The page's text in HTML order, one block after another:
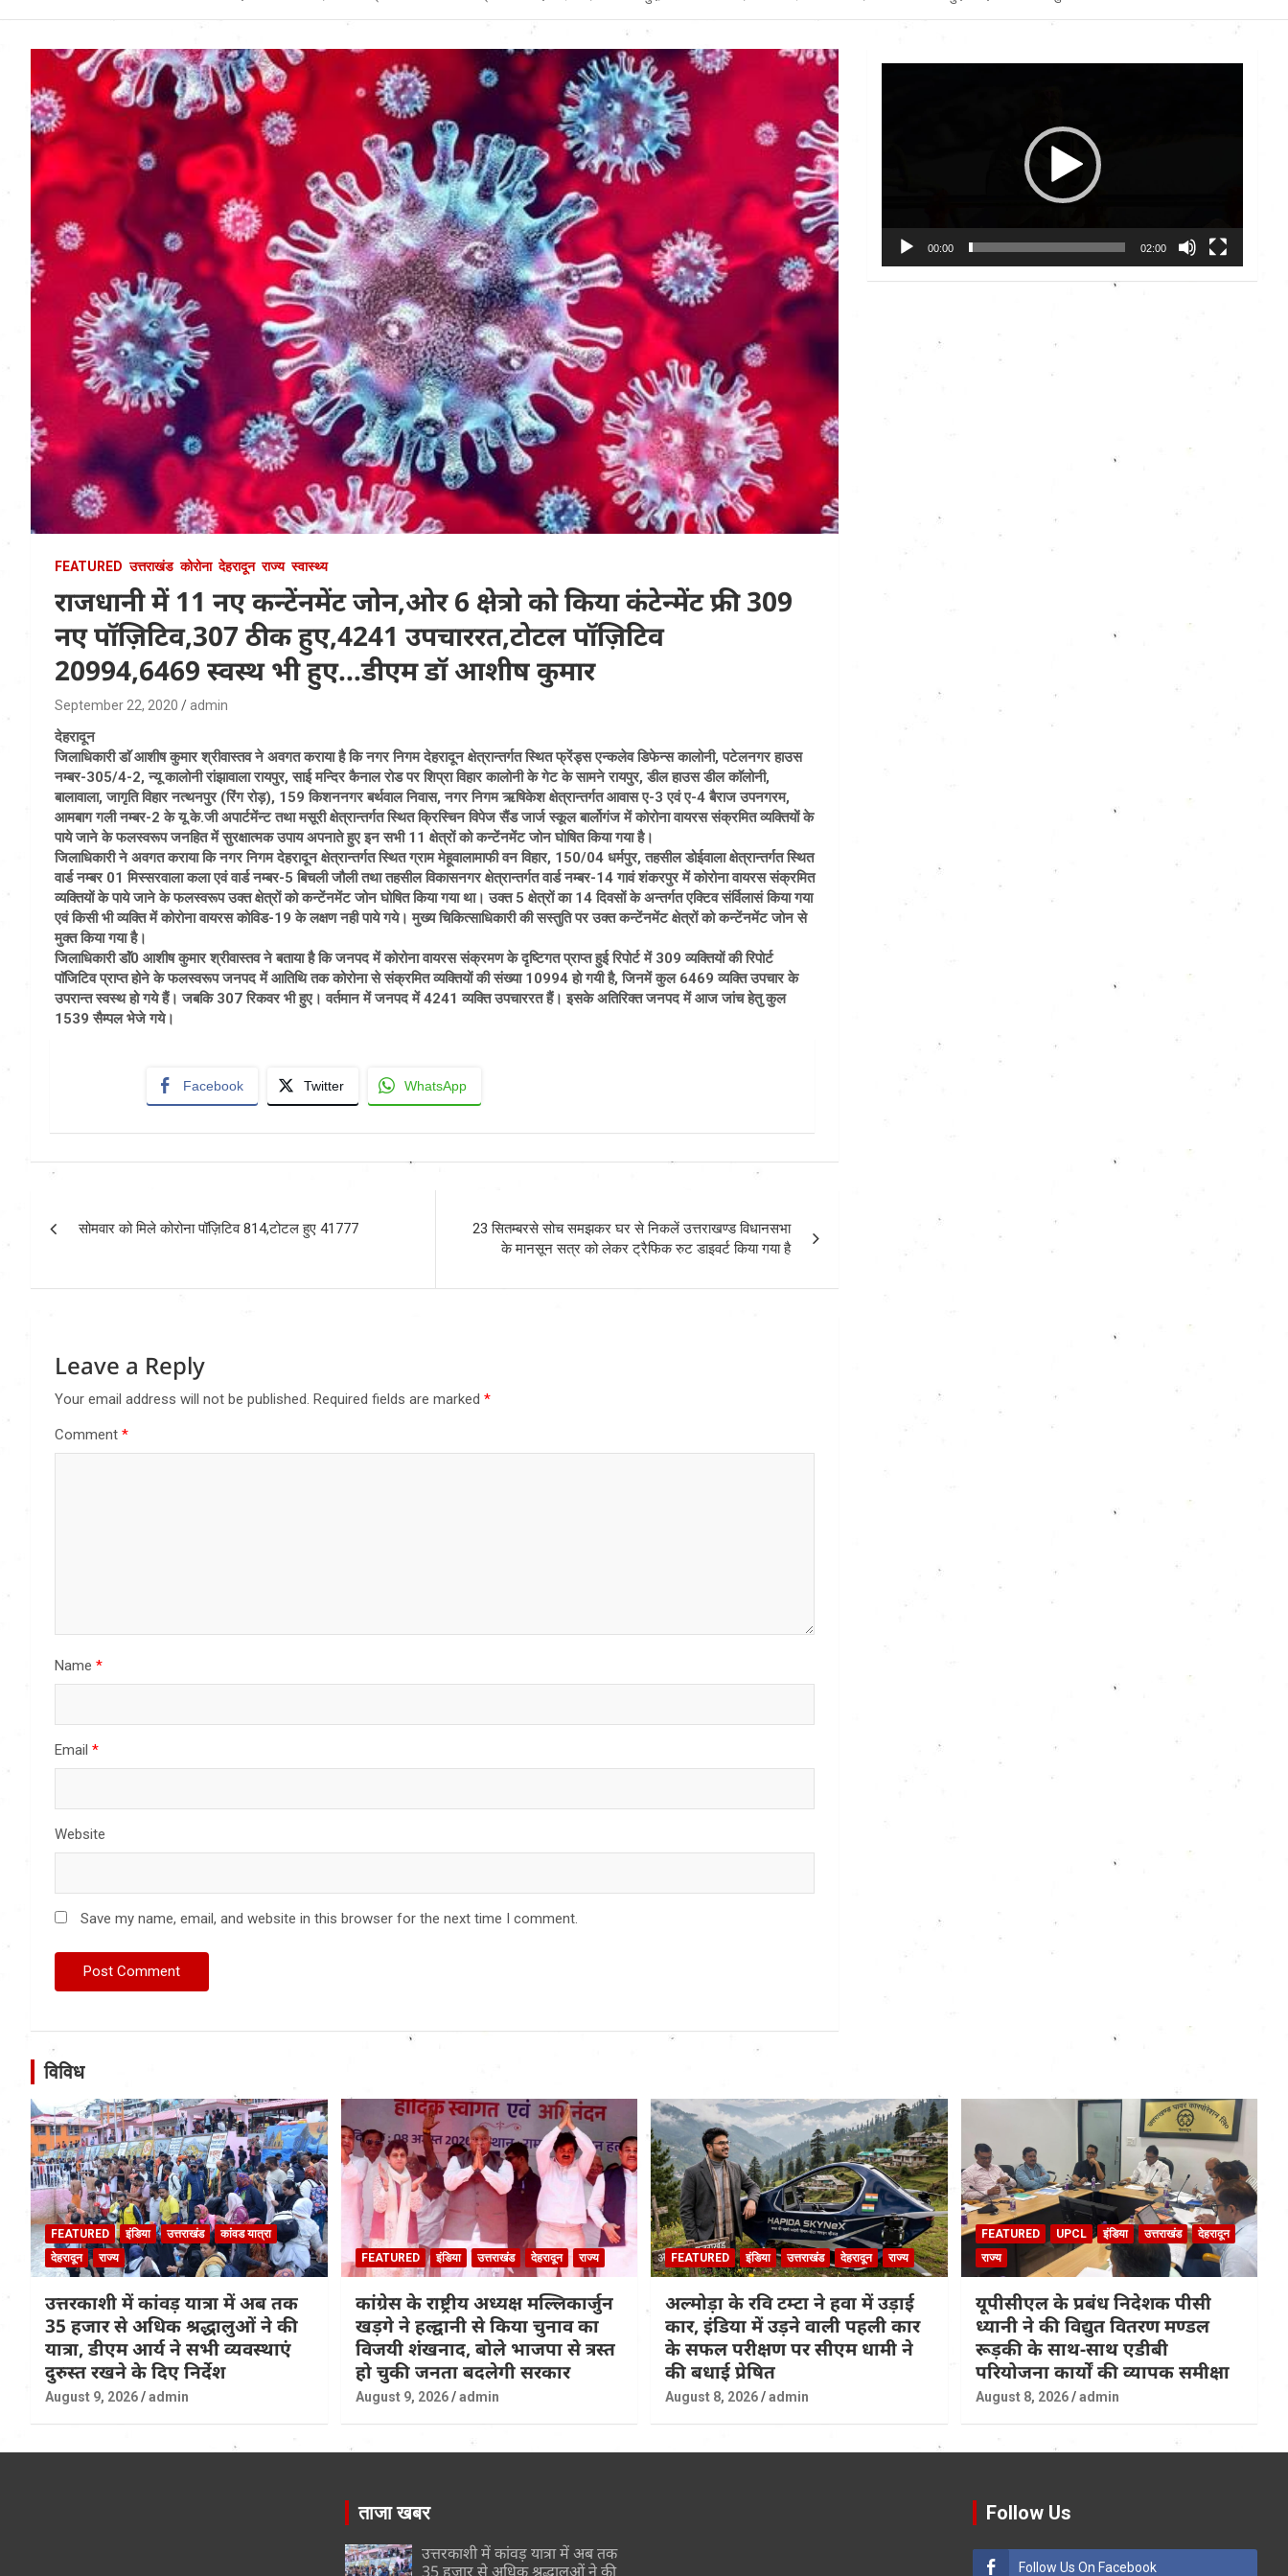
Uttarakhand News in
Hindi
FEATURED उत्तराखंड कोरोना देहरादून राज्य स्वास्थ्य
राजधानी में 11 नए कन्टेंनमेंट जोन,ओर 6 क्षेत्रो को किया कंटेन्मेंट फ्री 309
नए पॉज़िटिव,307 ठीक हुए,4241 उपचाररत,टोटल पॉज़िटिव
20994,6469 स्वस्थ भी हुए…डीएम डॉ आशीष कुमार
September 22, 2020 admin
देहरादून
जिलाधिकारी डाॅ आशीष कुमार श्रीवास्तव ने अवगत कराया है कि नगर निगम देहरादून क्षेत्रान्तर्गत स्थित फ्रेंड्स एन्कलेव डिफेन्स कालोनी, पटेलनगर हाउस
नम्बर-305/4-2, न्यू कालोनी रांझावाला रायपुर, साई मन्दिर कैनाल रोड पर शिप्रा विहार कालोनी के गेट के सामने रायपुर, डील हाउस डील काॅलोनी,
बालावाला, जागृति विहार नत्थनपुर (रिंग रोड़), 159 किशननगर बर्थवाल निवास, नगर निगम ऋषिकेश क्षेत्रान्तर्गत आवास ए-3 एवं ए-4 बैराज उपनगरम,
आमबाग गली नम्बर-2 के यू.के.जी अपार्टमेंन्ट तथा मसूरी क्षेत्रान्तर्गत स्थित क्रिस्चिन विपेज सैंड जार्ज स्कूल बार्लोगंज में कोरोना वायरस संक्रमित व्यक्तियों के
पाये जाने के फलस्वरूप जनहित में सुरक्षात्मक उपाय अपनाते हुए इन सभी 11 क्षेत्रों को कन्टेंनमेंट जोन घोषित किया गया है।
जिलाधिकारी ने अवगत कराया कि नगर निगम देहरादून क्षेत्रान्तर्गत स्थित ग्राम मेहूवालामाफी वन विहार, 150/04 धर्मपुर, तहसील डोईवाला क्षेत्रान्तर्गत स्थित
वार्ड नम्बर 01 मिस्सरवाला कला एवं वार्ड नम्बर-5 बिचली जौली तथा तहसील विकासनगर क्षेत्रान्तर्गत वार्ड नम्बर-14 गावं शंकरपुर में कोरोना वायरस संक्रमित
व्यक्तियों के पाये जाने के फलस्वरूप उक्त क्षेत्रों को कन्टेंनमेंट जोन घोषित किया गया था। उक्त 5 क्षेत्रों का 14 दिवसों के अन्तर्गत एक्टिव संर्विलासं किया गया
एवं किसी भी व्यक्ति में कोरोना वायरस कोविड-19 के लक्षण नही पाये गये। मुख्य चिकित्साधिकारी की सस्तुति पर उक्त कन्टेंनमेंट क्षेत्रों को कन्टेंनमेंट जोन से
मुक्त किया गया है।
जिलाधिकारी डाॅं0 आशीष कुमार श्रीवास्तव ने बताया है कि जनपद में कोरोना वायरस संक्रमण के दृष्टिगत प्राप्त हुई रिपोर्ट में 309 व्यक्तियों की रिपोर्ट
पाॅजिटिव प्राप्त होने के फलस्वरूप जनपद में आतिथि तक कोरोना से संक्रमित व्यक्तियों की संख्या 10994 हो गयी है, जिनमें कुल 6469 व्यक्ति उपचार के
उपरान्त स्वस्थ हो गये हैं। जबकि 307 रिकवर भी हुए। वर्तमान में जनपद में 4241 व्यक्ति उपचाररत हैं। इसके अतिरिक्त जनपद में आज जांच हेतु कुल
1539 सैम्पल भेजे गये।
Facebook Twitter WhatsApp
Post
navigation
सोमवार को मिले कोरोना पॉज़िटिव 814,टोटल हुए 41777
23 सितम्बरसे सोच समझकर घर से निकलें उत्तराखण्ड विधानसभा
के मानसून सत्र को लेकर ट्रैफिक रुट डाइवर्ट किया गया है
Leave a Reply
Your email address will not be published. Required fields are marked *
Comment *
Name *
Email *
Website
Save my name, email, and website in this browser for the next time I comment.
00:00 02:00
विविध
FEATURED इंडिया उत्तराखंड
कांवड यात्रा
देहरादून
राज्य
उत्तरकाशी में कांवड़ यात्रा में अब तक
35 हजार से अधिक श्रद्धालुओं ने की
यात्रा, डीएम आर्य ने सभी व्यवस्थाएं
दुरुस्त रखने के दिए निर्देश
August 9, 2026 admin
FEATURED इंडिया उत्तराखंड देहरादून राज्य
कांग्रेस के राष्ट्रीय अध्यक्ष मल्लिकार्जुन
खड़गे ने हल्द्वानी से किया चुनाव का
विजयी शंखनाद, बोले भाजपा से त्रस्त
हो चुकी जनता बदलेगी सरकार
August 9, 2026 admin
FEATURED इंडिया उत्तराखंड देहरादून राज्य
अल्मोड़ा के रवि टम्टा ने हवा में उड़ाई
कार, इंडिया में उड़ने वाली पहली कार
के सफल परीक्षण पर सीएम धामी ने
की बधाई प्रेषित
August 8, 2026 admin
FEATURED UPCL इंडिया उत्तराखंड
देहरादून
राज्य
यूपीसीएल के प्रबंध निदेशक पीसी
ध्यानी ने की विद्युत वितरण मण्डल
रूड़की के साथ-साथ एडीबी
परियोजना कार्यों की व्यापक समीक्षा
August 8, 2026 admin
ताजा खबर
उत्तरकाशी में कांवड़ यात्रा में अब तक
35 हजार से अधिक श्रद्धालुओं ने की
Follow Us
Follow Us On Facebook